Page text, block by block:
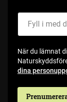
När du lämnat
dina